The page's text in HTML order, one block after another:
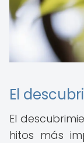
El
El
hitos más